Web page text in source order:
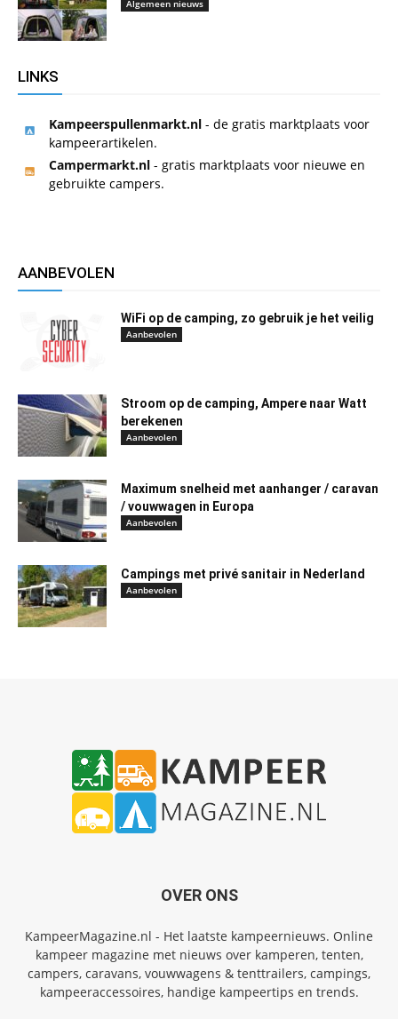
Algemeen nieuws
LINKS
Kampeerspullenmarkt.nl - de gratis marktplaats voor
kampeerartikelen.
Campermarkt.nl - gratis marktplaats voor nieuwe en
gebruikte campers.
AANBEVOLEN
WiFi op de camping, zo gebruik je het veilig
Aanbevolen
Stroom op de camping, Ampere naar Watt
berekenen
Aanbevolen
Maximum snelheid met aanhanger / caravan
/ vouwwagen in Europa
Aanbevolen
Campings met privé sanitair in Nederland
Aanbevolen
OVER ONS
KampeerMagazine.nl - Het laatste kampeernieuws. Online
kampeer magazine met nieuws over kamperen, tenten,
campers, caravans, vouwwagens & tenttrailers, campings,
kampeeraccessoires, handige kampeertips en trends.